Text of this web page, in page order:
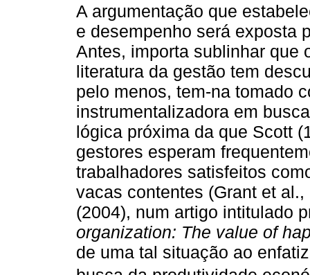
A argumentação que
e desempenho será exposta
Antes, importa sublinhar que
literatura da gestão tem
pelo menos, tem-na tomado
instrumentalizadora em
lógica próxima da que Scott
gestores esperam
trabalhadores satisfeitos
vacas contentes (Grant et
(2004), num artigo intitulado
organization: The value of
de uma tal situação ao